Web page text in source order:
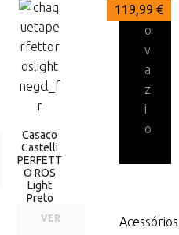
149,99 €
142,99 €
119,99 €
Casaco
Castelli
PERFETT
O ROS
Light
Preto
VER
h
o
v
a
z
i
o
Acessórios